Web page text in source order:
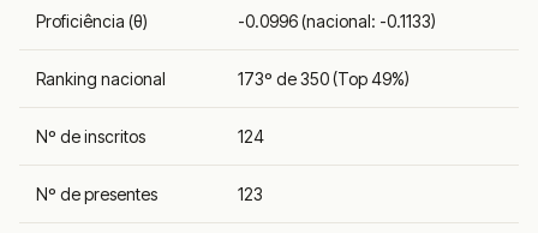
Proficiência (θ) -0.0996 (nacional: -0.1133)
Ranking nacional 173º de 350 (Top 49%)
Nº de inscritos 124
Nº de presentes 123